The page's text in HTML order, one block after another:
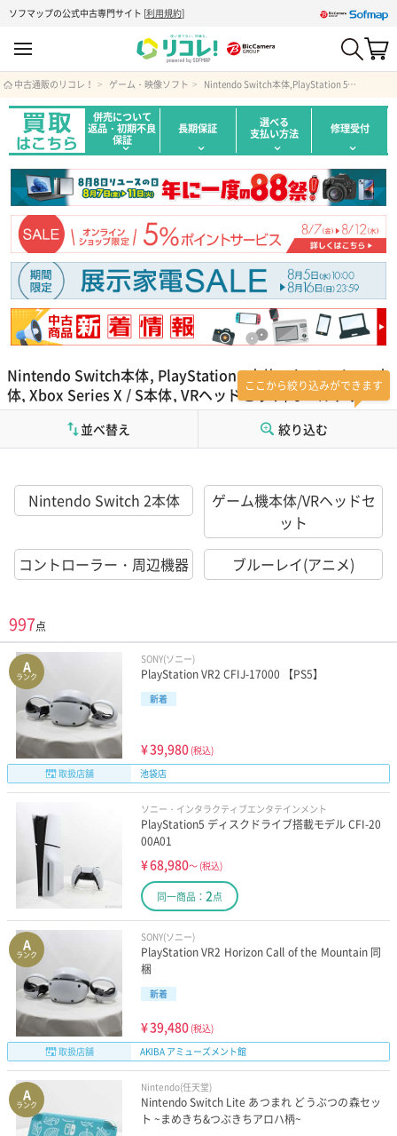
ソフマップの公式中古専門サイト [利用規約]
中古通販のリコレ！ ゲーム・映像ソフト Nintendo Switch本体,PlayStation 5本体,PlayStation 4本体,Xbox Series X / S本体,VRヘッドセット/オールドゲーム機,ゲーム機その他
併売について
返品・初期不良
保証
長期保証 選べる
支払い方法 修理受付
Nintendo Switch本体, PlayStation 5本体, PlayStation 4本
体, Xbox Series X / S本体, VRヘッドセット/オールドゲーム
機, ゲーム機その他一覧
ここから絞り込みができます
絞り込む
並べ替え
Nintendo Switch 2本体
ゲーム機本体/VRヘッドセ
ット
コントローラー・周辺機器
ブルーレイ(アニメ)
997点
A
ランク
SONY(ソニー)
PlayStation VR2 CFIJ-17000 【PS5】
新着
¥39,980 (税込)
取扱店舗
池袋店
ソニー・インタラクティブエンタテインメント
PlayStation5 ディスクドライブ搭載モデル CFI-20
00A01
¥68,980～ (税込)
同一商品： 2点
A
ランク
SONY(ソニー)
PlayStation VR2 Horizon Call of the Mountain 同
梱
新着
¥39,480 (税込)
取扱店舗
AKIBA アミューズメント館
A
ランク
Nintendo(任天堂)
Nintendo Switch Lite あつまれ どうぶつの森セッ
ト ~まめきち&つぶきちアロハ柄~